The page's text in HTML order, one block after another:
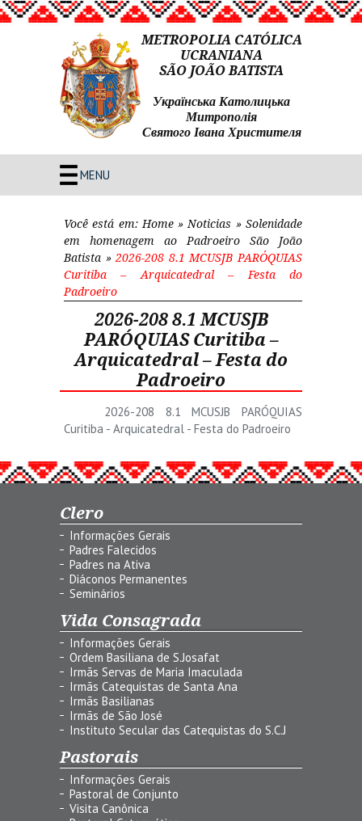
METROPOLIA CATÓLICA
UCRANIANA
SÃO JOÃO BATISTA
Українська Католицька
Митрополія
Святого Івана Христителя
MENU
Você está em: Home» Noticias »Solenidade
em homenagem ao Padroeiro São João
Batista »2026-208 8.1 MCUSJB PARÓQUIAS
Curitiba – Arquicatedral – Festa do
Padroeiro
2026-208 8.1 MCUSJB
PARÓQUIAS Curitiba –
Arquicatedral – Festa do
Padroeiro
2026-208 8.1 MCUSJB PARÓQUIAS
Curitiba - Arquicatedral - Festa do Padroeiro
Clero
Informações Gerais
Padres Falecidos
Padres na Ativa
Diáconos Permanentes
Seminários
Vida Consagrada
Informações Gerais
Ordem Basiliana de S.Josafat
Irmãs Servas de Maria Imaculada
Irmãs Catequistas de Santa Ana
Irmãs Basilianas
Irmãs de São José
Instituto Secular das Catequistas do S.C.J
Pastorais
Informações Gerais
Pastoral de Conjunto
Visita Canônica